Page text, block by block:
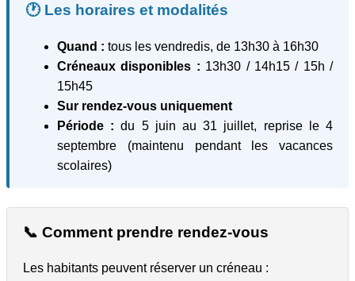
🕐 Les horaires et modalités
Quand : tous les vendredis, de 13h30 à 16h30
Créneaux disponibles : 13h30 / 14h15 / 15h /
15h45
Sur rendez-vous uniquement
Période : du 5 juin au 31 juillet, reprise le 4
septembre (maintenu pendant les vacances
scolaires)
📞 Comment prendre rendez-vous
Les habitants peuvent réserver un créneau :